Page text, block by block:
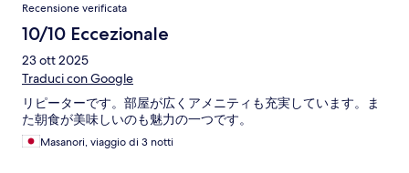
Recensione verificata
10/10 Eccezionale
23 ott 2025
Traduci con Google
リピーターです。部屋が広くアメニティも充実しています。ま
た朝食が美味しいのも魅力の一つです。
Masanori, viaggio di 3 notti